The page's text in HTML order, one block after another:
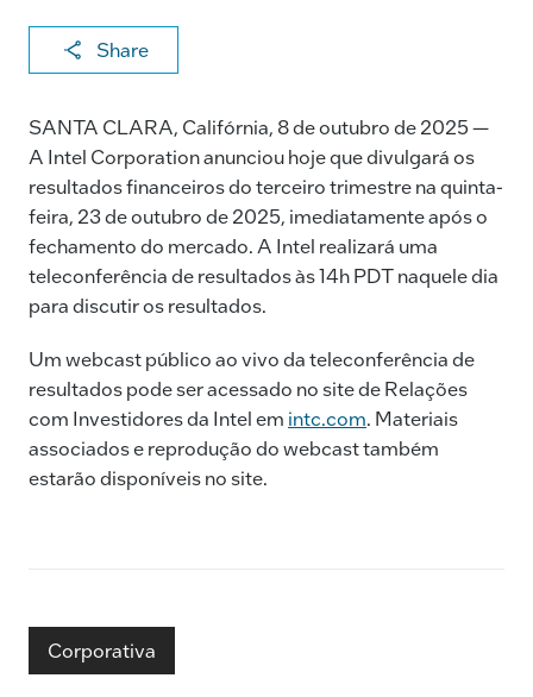
Share
X
a
c
e
b
o
o
k
k
e
dI
n
ai
l
p
y
Li
n
k
SANTA CLARA, Califórnia, 8 de outubro de 2025 —
A Intel Corporation anunciou hoje que divulgará os
resultados financeiros do terceiro trimestre na quinta-
feira, 23 de outubro de 2025, imediatamente após o
fechamento do mercado. A Intel realizará uma
teleconferência de resultados às 14h PDT naquele dia
para discutir os resultados.
Um webcast público ao vivo da teleconferência de
resultados pode ser acessado no site de Relações
com Investidores da Intel em intc.com. Materiais
associados e reprodução do webcast também
estarão disponíveis no site.
Corporativa